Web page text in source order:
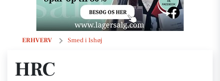
ERHVERV Smed i Ishøj
HRC
HRC